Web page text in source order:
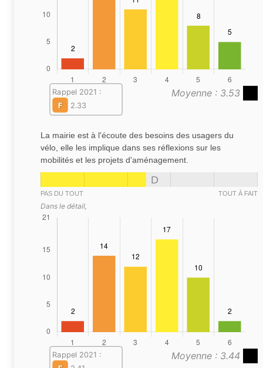
Moyenne : 3.53
Rappel 2021 :
F
2.33
La mairie est à l'écoute des besoins des usagers du
vélo, elle les implique dans ses réflexions sur les
mobilités et les projets d'aménagement.
D
PAS DU TOUT TOUT À FAIT
Dans le détail,
Moyenne : 3.44
Rappel 2021 :